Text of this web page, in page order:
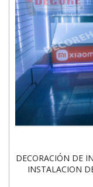
DECORACIÓN DE
INSTALACION